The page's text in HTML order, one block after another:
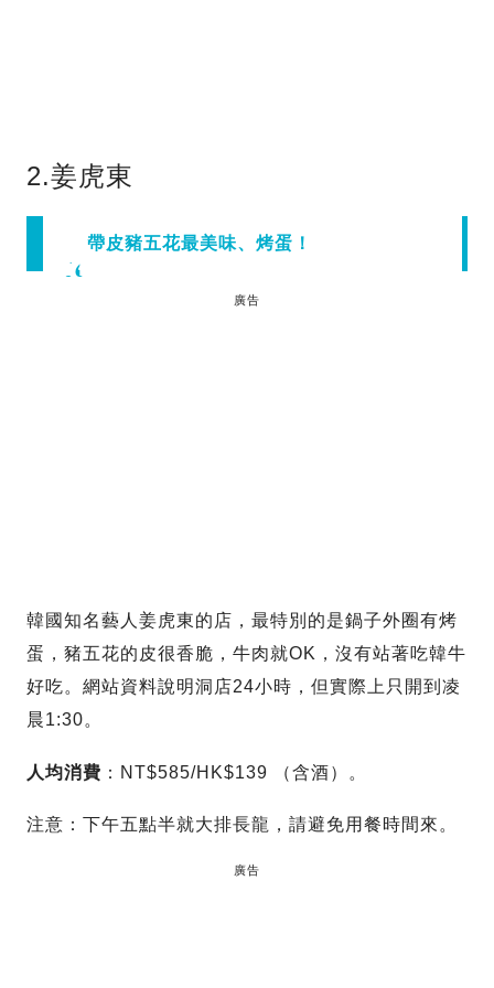
2.姜虎東
帶皮豬五花最美味、烤蛋！
廣告
韓國知名藝人姜虎東的店，最特別的是鍋子外圈有烤
蛋，豬五花的皮很香脆，牛肉就OK，沒有站著吃韓牛
好吃。網站資料說明洞店24小時，但實際上只開到凌
晨1:30。
人均消費 ：NT$585/HK$139 （含酒）。
注意：下午五點半就大排長龍，請避免用餐時間來。
廣告